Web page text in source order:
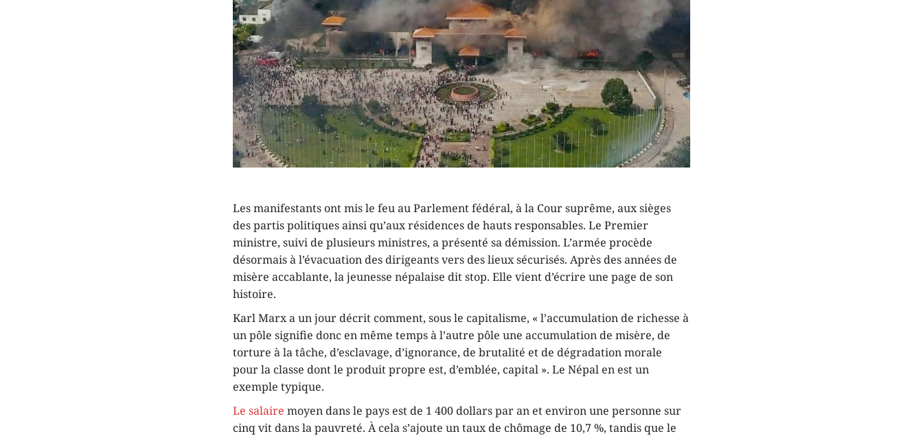
Les manifestants ont mis le feu au Parlement fédéral, à la Cour suprême, aux sièges
des partis politiques ainsi qu’aux résidences de hauts responsables. Le Premier
ministre, suivi de plusieurs ministres, a présenté sa démission. L’armée procède
désormais à l’évacuation des dirigeants vers des lieux sécurisés. Après des années de
misère accablante, la jeunesse népalaise dit stop. Elle vient d’écrire une page de son
histoire.
Karl Marx a un jour décrit comment, sous le capitalisme, « l’accumulation de richesse à
un pôle signifie donc en même temps à l’autre pôle une accumulation de misère, de
torture à la tâche, d’esclavage, d’ignorance, de brutalité et de dégradation morale
pour la classe dont le produit propre est, d’emblée, capital ». Le Népal en est un
exemple typique.
Le salaire moyen dans le pays est de 1 400 dollars par an et environ une personne sur
cinq vit dans la pauvreté. À cela s’ajoute un taux de chômage de 10,7 %, tandis que le